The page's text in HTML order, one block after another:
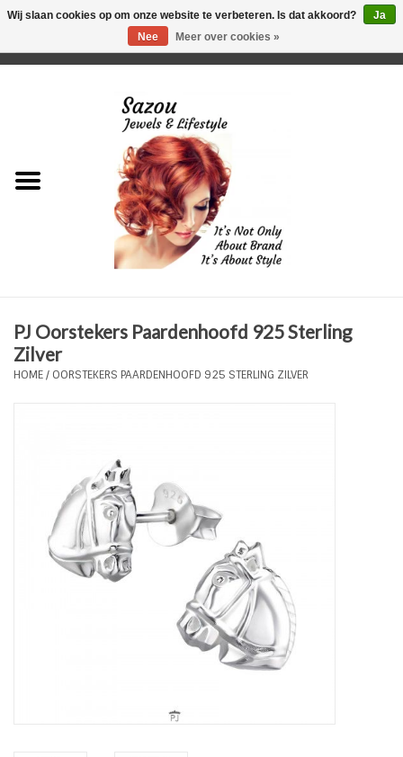
Just for Him
Plus Size Sieraden
Haaraccesoires
Zonnebrillen
PJ Oorstekers Paardenhoofd 925 Sterling
Zilver
HOME/ OORSTEKERS PAARDENHOOFD 925 STERLING ZILVER
Wij slaan cookies op om onze website te verbeteren. Is dat akkoord?
Ja
Nee
Meer over cookies »